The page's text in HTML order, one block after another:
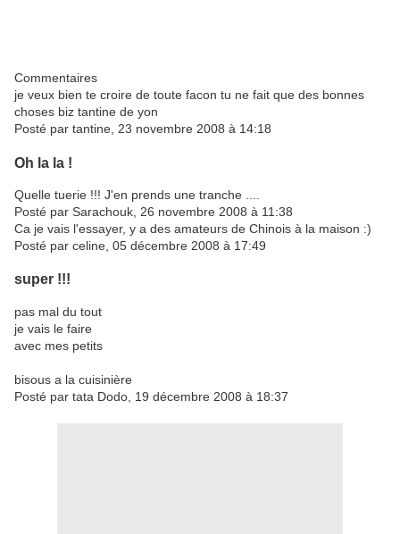
Commentaires
je veux bien te croire de toute facon tu ne fait que des bonnes
choses biz tantine de yon
Posté par tantine, 23 novembre 2008 à 14:18
Oh la la !
Quelle tuerie !!! J'en prends une tranche ....
Posté par Sarachouk, 26 novembre 2008 à 11:38
Ca je vais l'essayer, y a des amateurs de Chinois à la maison :)
Posté par celine, 05 décembre 2008 à 17:49
super !!!
pas mal du tout
je vais le faire
avec mes petits
bisous a la cuisinière
Posté par tata Dodo, 19 décembre 2008 à 18:37